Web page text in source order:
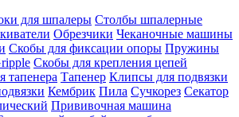
для шпалеры Столбы шпалерные
Обрезчики Чеканочные машины
Скобы для фиксации опоры Пружины
Скобы для крепления цепей
тапенера Тапенер Клипсы для подвязки
Кембрик Пила Сучкорез Секатор
Прививочная машина